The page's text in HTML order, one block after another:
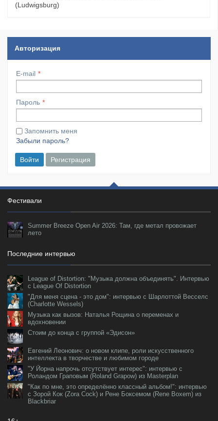
(Ludwigsburg)
Авторизация
E-mail
Пароль
Запомнить меня
Забыли пароль?
Войти Регистрация
Фестивали
Summer Breeze Open Air 2026: Там, где метал провожает
лето
Последние интервью
League of Distortion: "Музыка должна объединять". Интервью
с League Of Distortion
"Для меня сцена - это дом": интервью с Шарлоттой Весселс
(Charlotte Wessels)
Музыка как вызов: Наталья Рощина о переменах и
вдохновении
Стоим до конца с группой «Эдисон»
Евгений Леонович: о новом клипе, роли искусственного
интеллекта в творчестве и любимом городе
"У Йорна напрочь отсутствует интерес": интервью с
Роландом Граповым (Roland Grapow) из Masterplan
"Как по мне, это определённо классный альбом!": интервью
с Зорой Кок (Zora Cock) и Рене Боксемом (Rene Boxem) из
Blackbriar